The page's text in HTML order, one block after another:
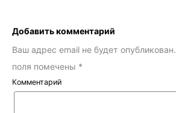
Добавить комментарий
Ваш адрес email не будет опубликован.
поля помечены *
Комментарий